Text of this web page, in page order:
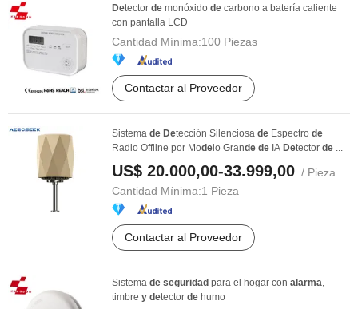
Detector de monóxido de carbono a batería caliente
con pantalla LCD
Cantidad Mínima:100 Piezas
Contactar al Proveedor
Sistema de Detección Silenciosa de Espectro de
Radio Offline por Mode lo Grande de IA Detector de ...
US$ 20.000,00-33.999,00 / Pieza
Cantidad Mínima:1 Pieza
Contactar al Proveedor
Sistema de seguridad para el hogar con alarma,
timbre y detector de humo